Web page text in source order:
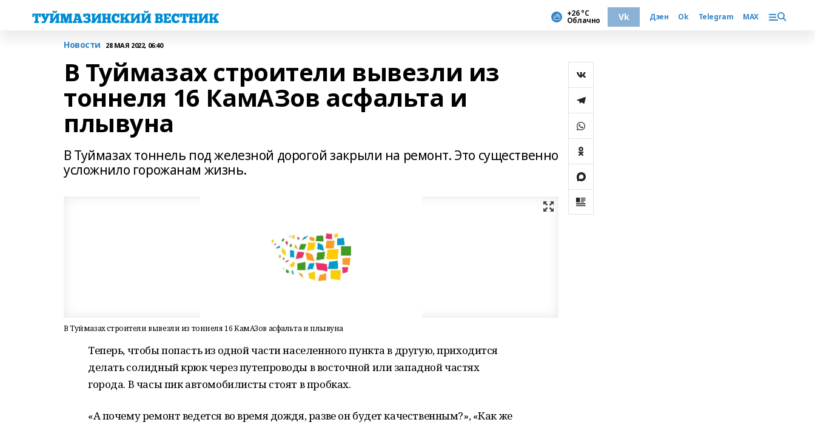
+26 °С
Облачно Vk Дзен Ok Telegram MAX
Новости 28 МАЯ 2022, 06:40
В Туймазах строители вывезли из
тоннеля 16 КамАЗов асфальта и
плывуна
В Туймазах тоннель под железной дорогой закрыли на ремонт. Это существенно
усложнило горожанам жизнь.
В Туймазах строители вывезли из тоннеля 16 КамАЗов асфальта и плывуна
Теперь, чтобы попасть из одной части населенного пункта в другую, приходится
делать солидный крюк через путепроводы в восточной или западной частях
города. В часы пик автомобилисты стоят в пробках.
«А почему ремонт ведется во время дождя, разве он будет качественным?», «Как же